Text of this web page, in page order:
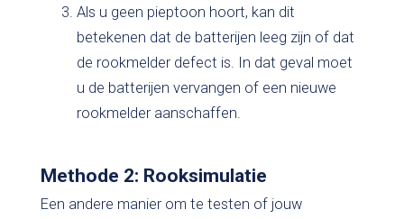
Als u geen pieptoon hoort, kan dit
betekenen dat de batterijen leeg zijn of dat
de rookmelder defect is. In dat geval moet
u de batterijen vervangen of een nieuwe
rookmelder aanschaffen.
Methode 2: Rooksimulatie
Een andere manier om te testen of jouw